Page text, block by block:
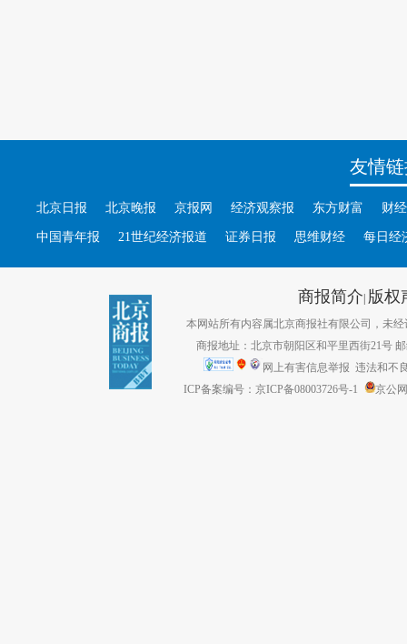
友情
北京日报 北京晚报 京报网 经济观察报 东方财富 财
中国青年报 21世纪经济报道 证券日报 思维财经 每日经
商报简介| 版权
本网站所有内容属北京商报社有限公司，未经
商报地址：北京市朝阳区和平里西街21号
网上有害信息举报 违法和不
ICP备案编号：京ICP备08003726号-1
京公